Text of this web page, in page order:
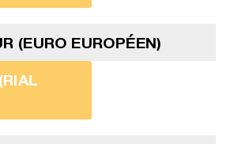
(EURO EUROPÉEN)